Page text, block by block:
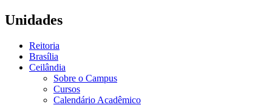
Unidades
Reitoria
Brasília
Ceilândia
Sobre o Campus
Cursos
Calendário Acadêmico